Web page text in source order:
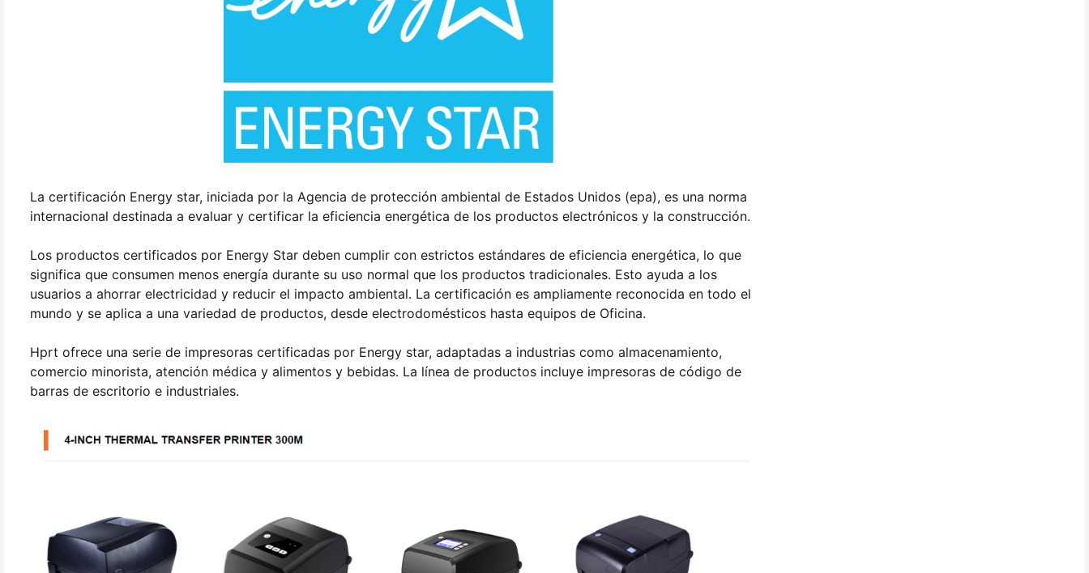
La certificación Energy star, iniciada por la Agencia de protección ambiental de Estados Unidos (epa), es una norma
internacional destinada a evaluar y certificar la eficiencia energética de los productos electrónicos y la construcción.
Los productos certificados por Energy Star deben cumplir con estrictos estándares de eficiencia energética, lo que
significa que consumen menos energía durante su uso normal que los productos tradicionales. Esto ayuda a los
usuarios a ahorrar electricidad y reducir el impacto ambiental. La certificación es ampliamente reconocida en todo el
mundo y se aplica a una variedad de productos, desde electrodomésticos hasta equipos de Oficina.
Hprt ofrece una serie de impresoras certificadas por Energy star, adaptadas a industrias como almacenamiento,
comercio minorista, atención médica y alimentos y bebidas. La línea de productos incluye impresoras de código de
barras de escritorio e industriales.